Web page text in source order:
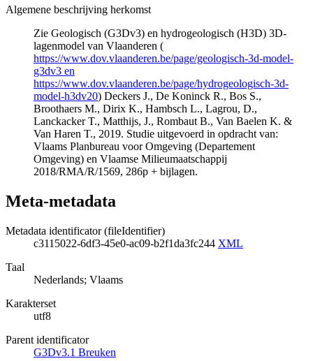
Algemene beschrijving herkomst
Zie Geologisch (G3Dv3) en hydrogeologisch (H3D) 3D-
lagenmodel van Vlaanderen (
https://www.dov.vlaanderen.be/page/geologisch-3d-model-
g3dv3 en
https://www.dov.vlaanderen.be/page/hydrogeologisch-3d-
model-h3dv20) Deckers J., De Koninck R., Bos S.,
Broothaers M., Dirix K., Hambsch L., Lagrou, D.,
Lanckacker T., Matthijs, J., Rombaut B., Van Baelen K. &
Van Haren T., 2019. Studie uitgevoerd in opdracht van:
Vlaams Planbureau voor Omgeving (Departement
Omgeving) en Vlaamse Milieumaatschappij
2018/RMA/R/1569, 286p + bijlagen.
Meta-metadata
Metadata identificator (fileIdentifier)
c3115022-6df3-45e0-ac09-b2f1da3fc244 XML
Taal
Nederlands; Vlaams
Karakterset
utf8
Parent identificator
G3Dv3.1 Breuken